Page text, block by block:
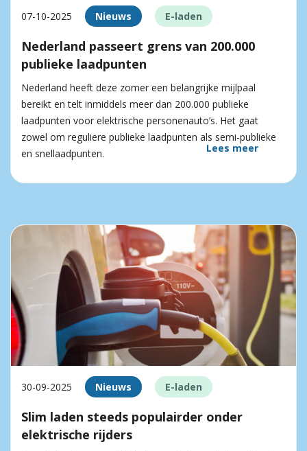
07-10-2025 Nieuws E-laden
Nederland passeert grens van 200.000
publieke laadpunten
Nederland heeft deze zomer een belangrijke mijlpaal
bereikt en telt inmiddels meer dan 200.000 publieke
laadpunten voor elektrische personenauto’s. Het gaat
zowel om reguliere publieke laadpunten als semi-publieke
en snellaadpunten.
Lees meer
30-09-2025 Nieuws E-laden
Slim laden steeds populairder onder
elektrische rijders